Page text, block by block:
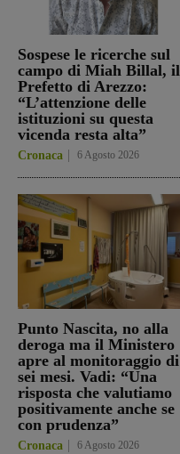
Sospese le ricerche sul
campo di Miah Billal, il
Prefetto di Arezzo:
“L’attenzione delle
istituzioni su questa
vicenda resta alta”
Cronaca 6 Agosto 2026
Punto Nascita, no alla
deroga ma il Ministero
apre al monitoraggio di
sei mesi. Vadi: “Una
risposta che valutiamo
positivamente anche se
con prudenza”
Cronaca 6 Agosto 2026